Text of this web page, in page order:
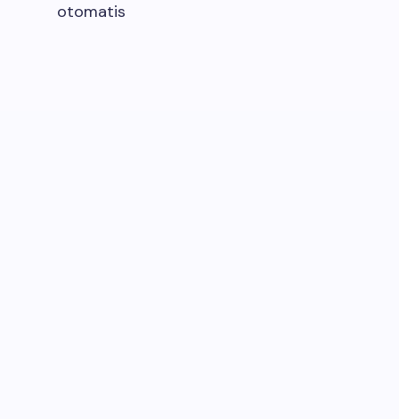
otomatis